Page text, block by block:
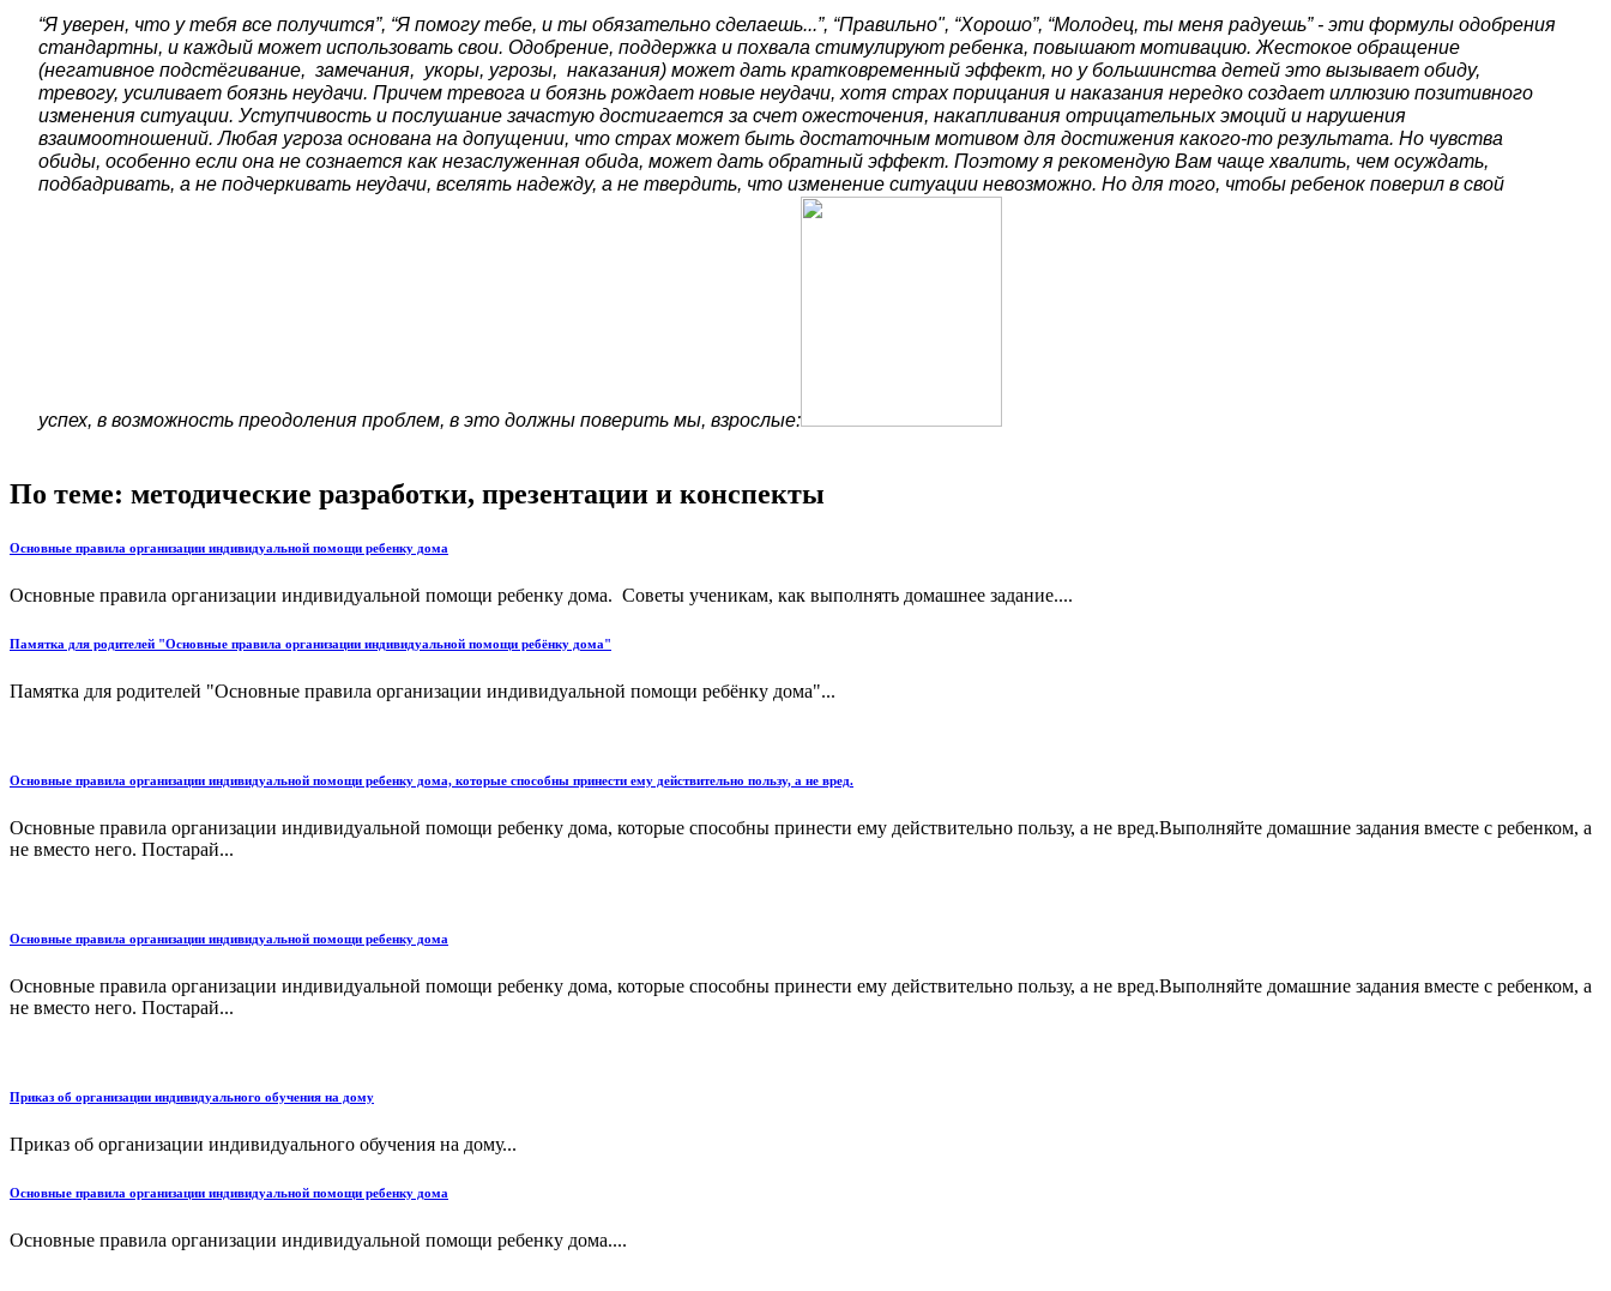
“Я уверен, что у тебя все получится”, “Я помогу тебе, и ты обязательно сделаешь...”, “Правильно", “Хорошо”, “Молодец, ты меня радуешь” - эти формулы одобрения
стандартны, и каждый может использовать свои. Одобрение, поддержка и похвала стимулируют ребенка, повышают мотивацию. Жестокое обращение
(негативное подстёгивание, замечания, укоры, угрозы, наказания) может дать кратковременный эффект, но у большинства детей это вызывает обиду,
тревогу, усиливает боязнь неудачи. Причем тревога и боязнь рождает новые неудачи, хотя страх порицания и наказания нередко создает иллюзию позитивного
изменения ситуации. Уступчивость и послушание зачастую достигается за счет ожесточения, накапливания отрицательных эмоций и нарушения
взаимоотношений. Любая угроза основана на допущении, что страх может быть достаточным мотивом для достижения какого-то результата. Но чувства
обиды, особенно если она не сознается как незаслуженная обида, может дать обратный эффект. Поэтому я рекомендую Вам чаще хвалить, чем осуждать,
подбадривать, а не подчеркивать неудачи, вселять надежду, а не твердить, что изменение ситуации невозможно. Но для того, чтобы ребенок поверил в свой
успех, в возможность преодоления проблем, в это должны поверить мы, взрослые:
По теме: методические разработки, презентации и конспекты
Основные правила организации индивидуальной помощи ребенку дома
Основные правила организации индивидуальной помощи ребенку дома. Советы ученикам, как выполнять домашнее задание....
Памятка для родителей "Основные правила организации индивидуальной помощи ребёнку дома"
Памятка для родителей "Основные правила организации индивидуальной помощи ребёнку дома"...
Основные правила организации индивидуальной помощи ребенку дома, которые способны принести ему действительно пользу, а не вред.
Основные правила организации индивидуальной помощи ребенку дома, которые способны принести ему действительно пользу, а не вред.Выполняйте домашние задания вместе с ребенком, а
не вместо него. Постарай...
Основные правила организации индивидуальной помощи ребенку дома
Основные правила организации индивидуальной помощи ребенку дома, которые способны принести ему действительно пользу, а не вред.Выполняйте домашние задания вместе с ребенком, а
не вместо него. Постарай...
Приказ об организации индивидуального обучения на дому
Приказ об организации индивидуального обучения на дому...
Основные правила организации индивидуальной помощи ребенку дома
Основные правила организации индивидуальной помощи ребенку дома....